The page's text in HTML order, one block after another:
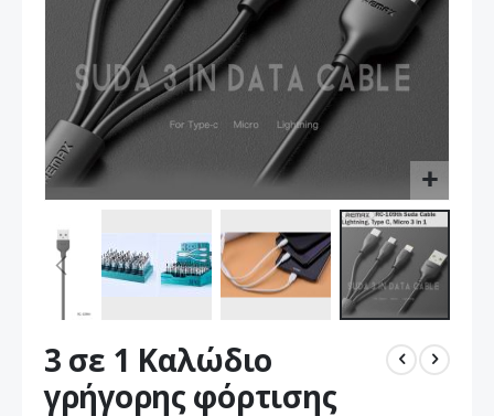
στην
αρχή
της
3 σε 1 Καλώδιο
γρήγορης φόρτισης